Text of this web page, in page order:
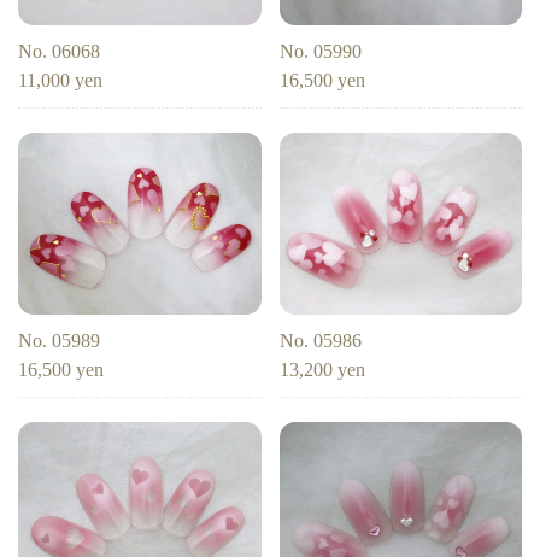
No. 06068
11,000 yen
No. 05990
16,500 yen
No. 05989
16,500 yen
No. 05986
13,200 yen
フレンチ
グラデーション 花
春の花
夏の花
押し花
ボタニカル
レース
エスニック キャラクター 星
3D
チェック柄
クリスマス
バレンタイン
桜
ハロウィン
ニュアンス
ゴージャス ブライダル
検索